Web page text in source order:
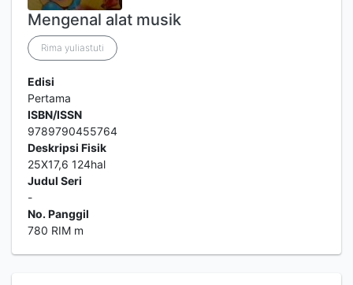
Mengenal alat musik
Rima yuliastuti
Edisi
Pertama
ISBN/ISSN
9789790455764
Deskripsi Fisik
25X17,6 124hal
Judul Seri
-
No. Panggil
780 RIM m